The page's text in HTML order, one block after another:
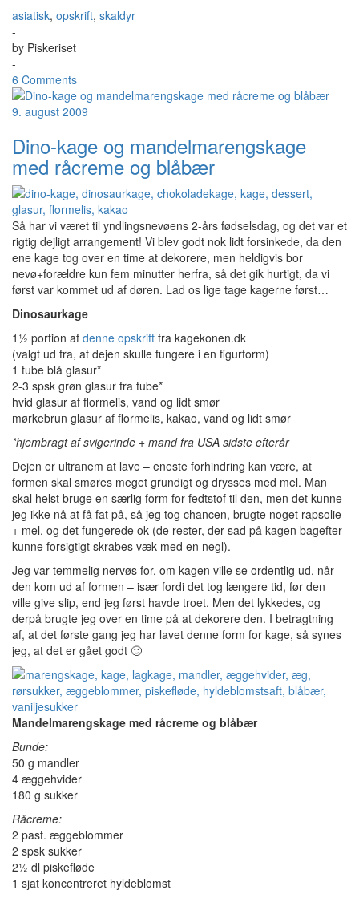
asiatisk, opskrift, skaldyr
-
by Piskeriset
-
6 Comments
9. august 2009
Dino-kage og mandelmarengskage
med råcreme og blåbær
Så har vi været til yndlingsnevøens 2-års fødselsdag, og det var et
rigtig dejligt arrangement! Vi blev godt nok lidt forsinkede, da den
ene kage tog over en time at dekorere, men heldigvis bor
nevø+forældre kun fem minutter herfra, så det gik hurtigt, da vi
først var kommet ud af døren. Lad os lige tage kagerne først…
Dinosaurkage
1½ portion af denne opskrift fra kagekonen.dk
(valgt ud fra, at dejen skulle fungere i en figurform)
1 tube blå glasur*
2-3 spsk grøn glasur fra tube*
hvid glasur af flormelis, vand og lidt smør
mørkebrun glasur af flormelis, kakao, vand og lidt smør
*hjembragt af svigerinde + mand fra USA sidste efterår
Dejen er ultranem at lave – eneste forhindring kan være, at
formen skal smøres meget grundigt og drysses med mel. Man
skal helst bruge en særlig form for fedtstof til den, men det kunne
jeg ikke nå at få fat på, så jeg tog chancen, brugte noget rapsolie
+ mel, og det fungerede ok (de rester, der sad på kagen bagefter
kunne forsigtigt skrabes væk med en negl).
Jeg var temmelig nervøs for, om kagen ville se ordentlig ud, når
den kom ud af formen – især fordi det tog længere tid, før den
ville give slip, end jeg først havde troet. Men det lykkedes, og
derpå brugte jeg over en time på at dekorere den. I betragtning
af, at det første gang jeg har lavet denne form for kage, så synes
jeg, at det er gået godt 🙂
Mandelmarengskage med råcreme og blåbær
Bunde:
50 g mandler
4 æggehvider
180 g sukker
Råcreme:
2 past. æggeblommer
2 spsk sukker
2½ dl piskefløde
1 sjat koncentreret hyldeblomst